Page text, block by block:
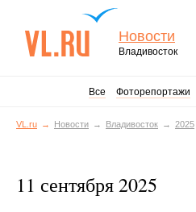
Новости
Владивосток
Все Фоторепортажи
VL.ru Новости Владивосток 2025
11 сентября 2025